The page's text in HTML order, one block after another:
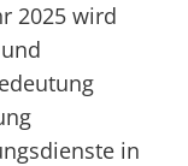
2025 wird
in